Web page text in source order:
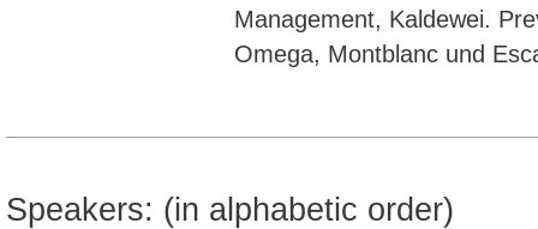
Management, Kaldewei.
Omega, Montblanc und
Speakers: (in alphabetic order)